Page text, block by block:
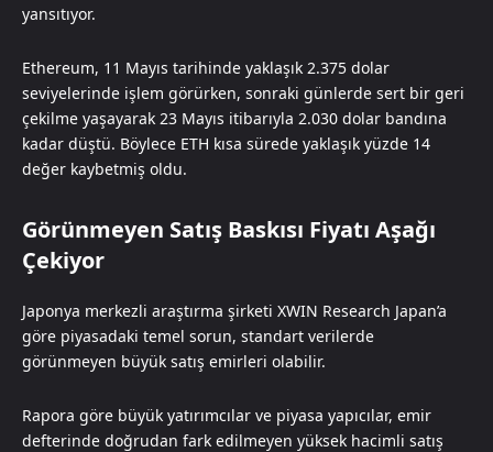
yansıtıyor.
Ethereum, 11 Mayıs tarihinde yaklaşık 2.375 dolar
seviyelerinde işlem görürken, sonraki günlerde sert bir geri
çekilme yaşayarak 23 Mayıs itibarıyla 2.030 dolar bandına
kadar düştü. Böylece ETH kısa sürede yaklaşık yüzde 14
değer kaybetmiş oldu.
Görünmeyen Satış Baskısı Fiyatı Aşağı
Çekiyor
Japonya merkezli araştırma şirketi XWIN Research Japan’a
göre piyasadaki temel sorun, standart verilerde
görünmeyen büyük satış emirleri olabilir.
Rapora göre büyük yatırımcılar ve piyasa yapıcılar, emir
defterinde doğrudan fark edilmeyen yüksek hacimli satış